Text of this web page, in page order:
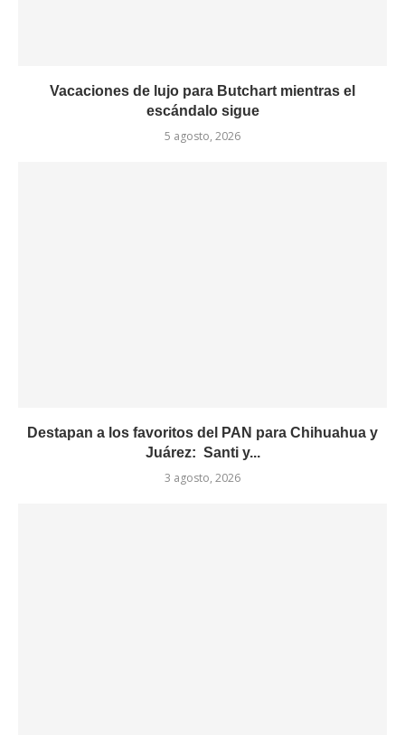
Vacaciones de lujo para Butchart mientras el
escándalo sigue
5 agosto, 2026
Destapan a los favoritos del PAN para Chihuahua y
Juárez: Santi y...
3 agosto, 2026